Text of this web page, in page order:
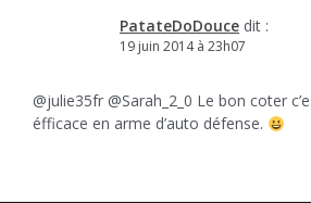
PatateDoDouce dit :
19 juin 2014 à 23h07
@julie35fr @Sarah_2_0 Le bon coter
éfficace en arme d’auto défense.